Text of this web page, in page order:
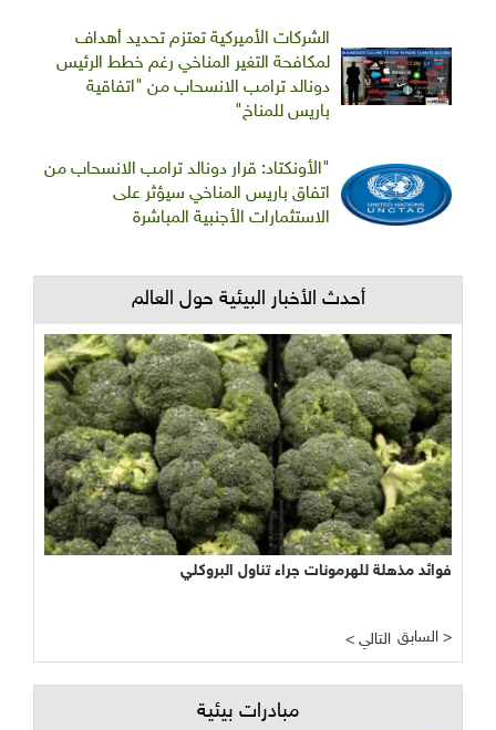
الشركات الأميركية تعتزم تحديد أهداف
لمكافحة التغير المناخي رغم خطط الرئيس
دونالد ترامب الانسحاب من "اتفاقية
باريس للمناخ"
"الأونكتاد: قرار دونالد ترامب الانسحاب من
اتفاق باريس المناخي سيؤثر على
الاستثمارات الأجنبية المباشرة
أحدث الأخبار البيئية حول العالم
فوائد مذهلة للهرمونات جراء تناول البروكلي
< التالي السابق >
مبادرات بيئية